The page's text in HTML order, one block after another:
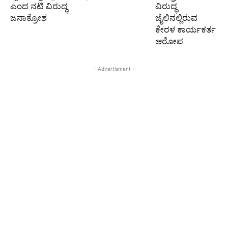
ಎಂದ ನಟಿ ವಿರುದ್ಧ
ಜನಾಕ್ರೋಶ
ವಿರುದ್ಧ
ಜೈಲಿನಲ್ಲಿರುವ
ಕೇರಳ ಕಾರ್ಯಕರ್ತ
ಆರೋಪ
- Advertisment -